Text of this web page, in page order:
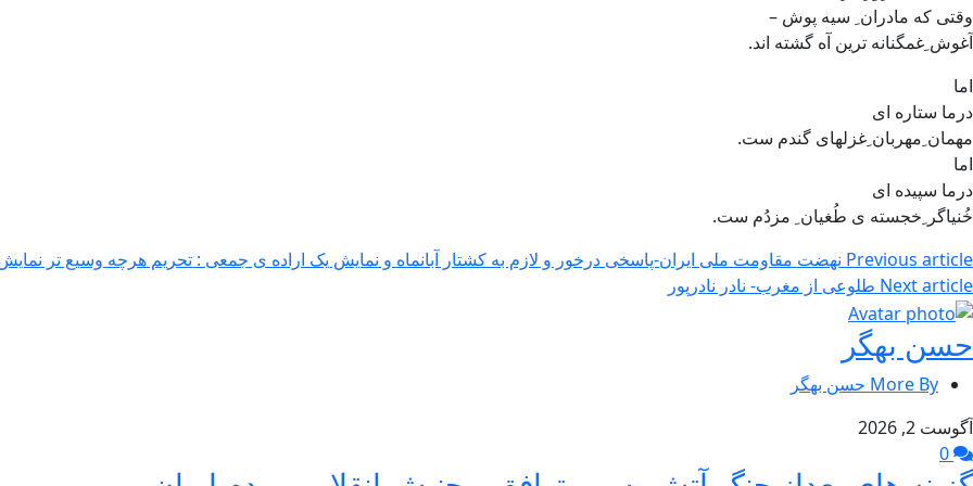
وقتی که مادران ِ سیه پوش –
آغوش ِغمگنانه ترین آه گشته اند.
اما
درما ستاره ای
مهمان ِمهربان ِغزلهای گندم ست.
اما
درما سپیده ای
خُنیاگر ِخجسته ی طُغیان ِ مزدُم ست.
Previous article نهضت مقاومت ملی ایران-پاسخی درخور و لازم به کشتار آبانماه و نمایش یک اراده ی جمعی : تحریم هرچه وسیع تر نمایش
Next article طلوعی از مغرب- نادر نادرپور
حسن بهگر
More By حسن بهگر
آگوست 2, 2026